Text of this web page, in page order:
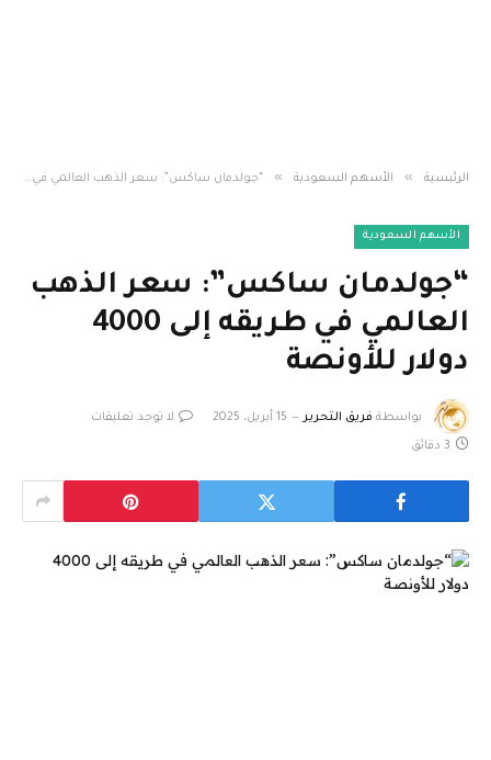
الرئيسية » الأسهم السعودية » “جولدمان ساكس”: سعر الذهب العالمي في طريقه إلى 4000 دولار للأونصة
الأسهم السعودية
“جولدمان ساكس”: سعر الذهب
العالمي في طريقه إلى 4000
دولار للأونصة
بواسطة فريق التحرير 15 أبريل، 2025 لا توجد تعليقات
3 دقائق